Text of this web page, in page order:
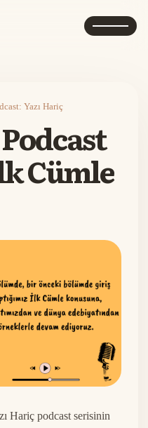
Yazı Hariç
Cümle
Hariç podcast serisinin